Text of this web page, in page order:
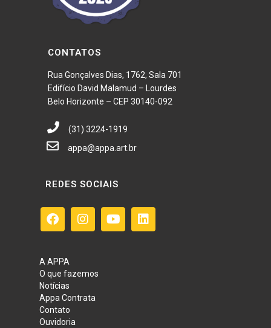
CONTATOS
Rua Gonçalves Dias, 1762, Sala 701
Edifício David Malamud – Lourdes
Belo Horizonte – CEP 30140-092
(31) 3224-1919
appa@appa.art.br
REDES SOCIAIS
A APPA
O que fazemos
Notícias
Appa Contrata
Contato
Ouvidoria